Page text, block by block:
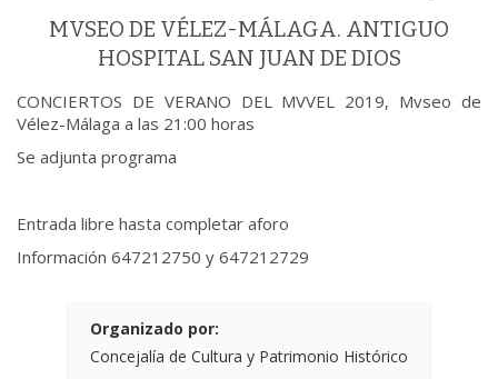
MVSEO DE VÉLEZ-MÁLAGA. ANTIGUO
HOSPITAL SAN JUAN DE DIOS
CONCIERTOS DE VERANO DEL MVVEL 2019, Mvseo de
Vélez-Málaga a las 21:00 horas
Se adjunta programa
Entrada libre hasta completar aforo
Información 647212750 y 647212729
Organizado por:
Concejalía de Cultura y Patrimonio Histórico